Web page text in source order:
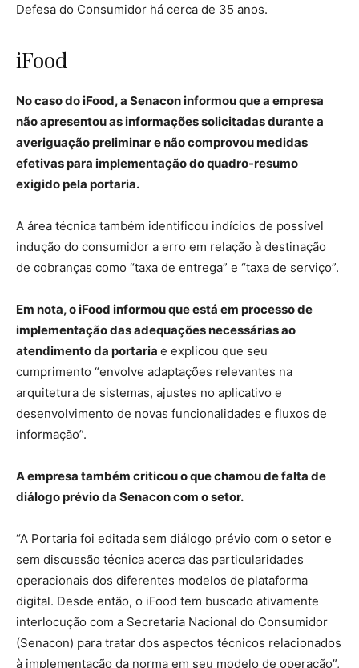
Defesa do Consumidor há cerca de 35 anos.
iFood
No caso do iFood, a Senacon informou que a empresa
não apresentou as informações solicitadas durante a
averiguação preliminar e não comprovou medidas
efetivas para implementação do quadro-resumo
exigido pela portaria.
A área técnica também identificou indícios de possível
indução do consumidor a erro em relação à destinação
de cobranças como “taxa de entrega” e “taxa de serviço”.
Em nota, o iFood informou que está em processo de
implementação das adequações necessárias ao
atendimento da portaria e explicou que seu
cumprimento “envolve adaptações relevantes na
arquitetura de sistemas, ajustes no aplicativo e
desenvolvimento de novas funcionalidades e fluxos de
informação”.
A empresa também criticou o que chamou de falta de
diálogo prévio da Senacon com o setor.
“A Portaria foi editada sem diálogo prévio com o setor e
sem discussão técnica acerca das particularidades
operacionais dos diferentes modelos de plataforma
digital. Desde então, o iFood tem buscado ativamente
interlocução com a Secretaria Nacional do Consumidor
(Senacon) para tratar dos aspectos técnicos relacionados
à implementação da norma em seu modelo de operação”,